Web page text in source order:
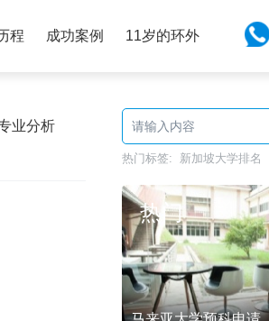
程 成功案例 11岁的环外
业分析
热门标签: 新加坡大学排名
热门